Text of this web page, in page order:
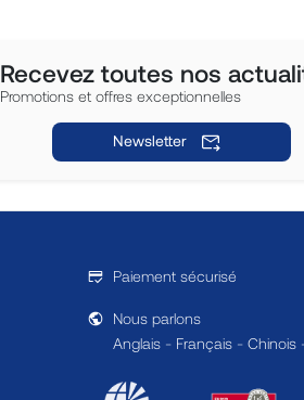
Recevez toutes nos
Promotions et offres exceptionnelles
Newsletter
Paiement sécurisé
Nous parlons
Anglais - Français - Chinois